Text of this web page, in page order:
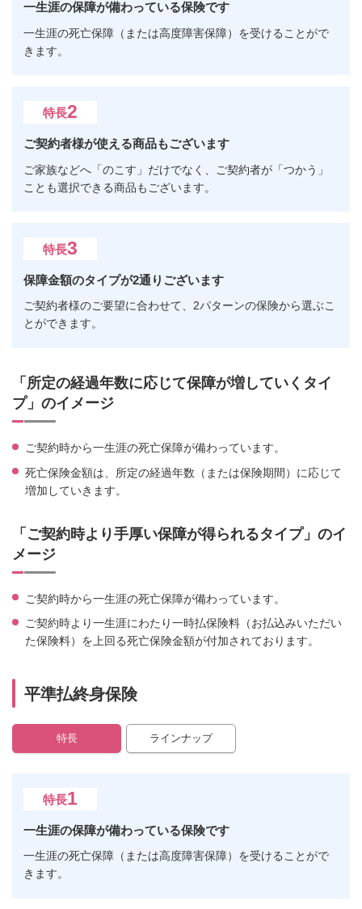
一生涯の保障が備わっている保険です
一生涯の死亡保障（または高度障害保障）を受けることがで
きます。
特長2
ご契約者様が使える商品もございます
ご家族などへ「のこす」だけでなく、ご契約者が「つかう」
ことも選択できる商品もございます。
特長3
保障金額のタイプが2通りございます
ご契約者様のご要望に合わせて、2パターンの保険から選ぶこ
とができます。
「所定の経過年数に応じて保障が増していくタイ
プ」のイメージ
ご契約時から一生涯の死亡保障が備わっています。
死亡保険金額は、所定の経過年数（または保険期間）に応じて
増加していきます。
「ご契約時より手厚い保障が得られるタイプ」のイ
メージ
ご契約時から一生涯の死亡保障が備わっています。
ご契約時より一生涯にわたり一時払保険料（お払込みいただい
た保険料）を上回る死亡保険金額が付加されております。
平準払終身保険
特長 ラインナップ
特長1
一生涯の保障が備わっている保険です
一生涯の死亡保障（または高度障害保障）を受けることがで
きます。